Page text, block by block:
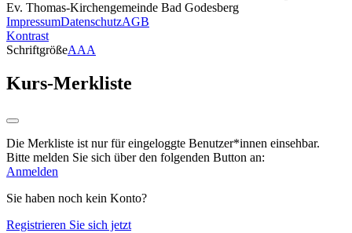
Ev. Thomas-Kirchengemeinde Bad Godesberg
ImpressumDatenschutzAGB
Kontrast
SchriftgrößeAAA
Kurs-Merkliste
Die Merkliste ist nur für eingeloggte Benutzer*innen einsehbar.
Bitte melden Sie sich über den folgenden Button an:
Anmelden
Sie haben noch kein Konto?
Registrieren Sie sich jetzt